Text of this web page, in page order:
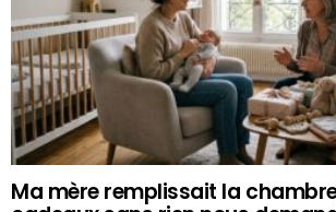
Ma mère remplissait la